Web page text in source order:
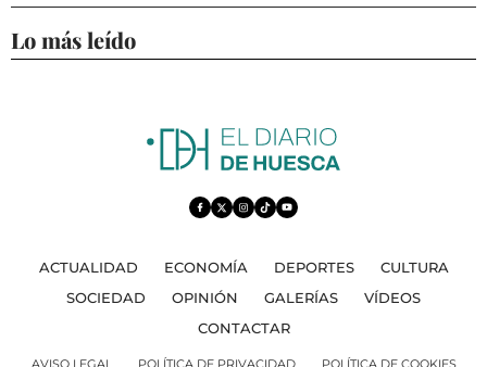
Lo más leído
ACTUALIDAD ECONOMÍA DEPORTES
CULTURA
SOCIEDAD
OPINIÓN GALERÍAS
VÍDEOS
CONTACTAR
AVISO LEGAL POLÍTICA DE PRIVACIDAD POLÍTICA DE COOKIES